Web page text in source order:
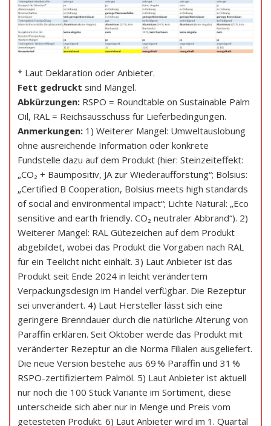
* Laut Deklaration oder Anbieter.
Fett gedruckt sind Mängel.
Abkürzungen: RSPO = Roundtable on Sustainable Palm
Oil, RAL = Reichsausschuss für Lieferbedingungen.
Anmerkungen: 1) Weiterer Mangel: Umweltauslobung
ohne ausreichende Information oder konkrete
Fundstelle dazu auf dem Produkt (hier: Steinzeiteffekt:
„CO₂ + Baumpositiv, JA zur Wiederaufforstung“; Bolsius:
„Certified B Cooperation, Bolsius meets high standards
of social and environmental impact“; Lichte Natural: „Eco
sensitive and earth friendly. CO₂ neutraler Abbrand“). 2)
Weiterer Mangel: RAL Gütezeichen auf dem Produkt
abgebildet, wobei das Produkt die Vorgaben nach RAL
für ein Teelicht nicht einhält. 3) Laut Anbieter ist das
Produkt seit Ende 2024 in leicht verändertem
Verpackungsdesign im Handel verfügbar. Die Rezeptur
sei unverändert. 4) Laut Hersteller lässt sich eine
geringere Brenndauer durch die natürliche Alterung von
Paraffin erklären. Seit Oktober werde das Produkt mit
veränderter Rezeptur an die Norma Filialen ausgeliefert.
Die neue Version bestehe aus 69 % Paraffin und 31 %
RSPO-zertifiziertem Palmöl. 5) Laut Anbieter ist aktuell
nur noch die 100 Stück Variante im Sortiment, diese
unterscheide sich aber nur in Menge und Preis vom
getesteten Produkt. 6) Laut Anbieter wird im 1. Quartal